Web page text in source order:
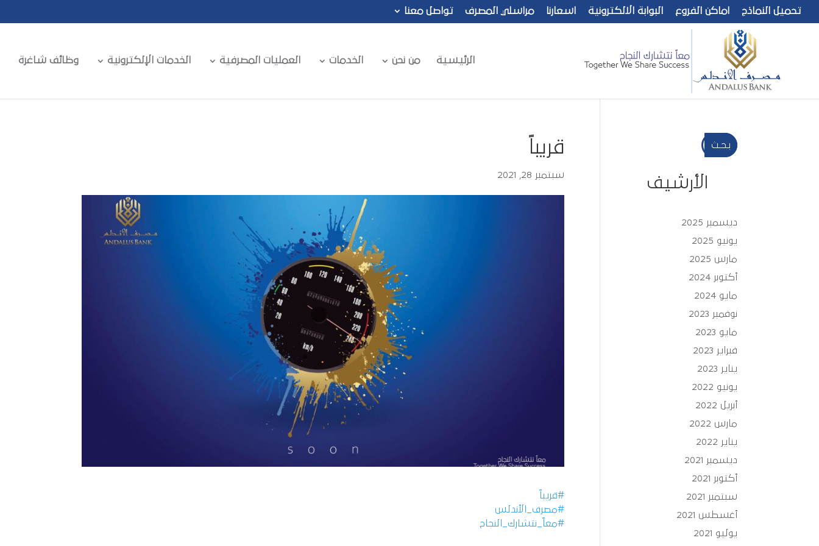
تحميل النماذج اماكن الفروع البوابة الالكترونية اسعارنا مراسلي المصرف تواصل معنا
الرئيسية من نحن الخدمات العمليات المصرفية الخدمات الإلكترونية وظائف شاغرة
قريباً
سبتمبر 28, 2021
#قريباً
#مصرف_الأندلس
#معاً_نتشارك_النجاح
بـحـث
الأرشيف
ديسمبر 2025
يونيو 2025
مارس 2025
أكتوبر 2024
مايو 2024
نوفمبر 2023
مايو 2023
فبراير 2023
يناير 2023
يونيو 2022
أبريل 2022
مارس 2022
يناير 2022
ديسمبر 2021
أكتوبر 2021
سبتمبر 2021
أغسطس 2021
يوليو 2021